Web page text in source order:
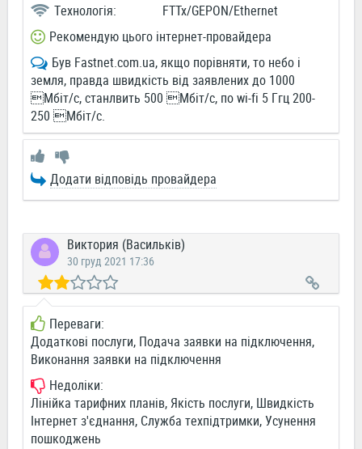
Технологія:
FTTx/GEPON/Ethernet
Рекомендую цього інтернет-провайдера
Був Fastnet.com.ua, якщо порівняти, то небо і
земля, правда швидкість від заявлених до 1000
Мбіт/с, станлвить 500 Мбіт/с, по wi-fi 5 Ггц 200-
250 Мбіт/с.
Додати відповідь провайдера
Виктория (Васильків)
30 груд 2021 17:36
Переваги:
Додаткові послуги, Подача заявки на підключення,
Виконання заявки на підключення
Недоліки:
Лінійка тарифних планів, Якість послуги, Швидкість
Інтернет з'єднання, Служба техпідтримки, Усунення
пошкоджень